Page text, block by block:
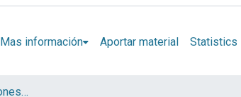
Mas información Aportar material Statistics
Artículos y presentaciones en Congresos